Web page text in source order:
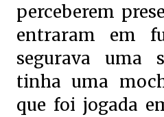
perceberem
entraram em
segurava uma
tinha uma
que foi jogada